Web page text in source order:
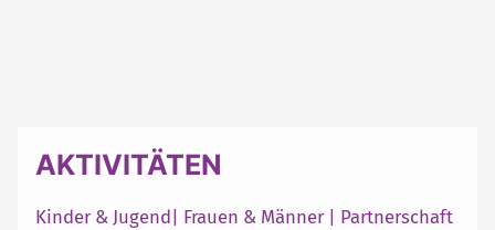
AKTIVITÄTEN
Kinder & Jugend Frauen & Männer| Partnerschaft